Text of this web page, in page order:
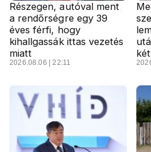
Részegen, autóval ment
a rendőrségre egy 39
éves férfi, hogy
kihallgassák ittas vezetés
miatt
2026.08.06 | 22:11